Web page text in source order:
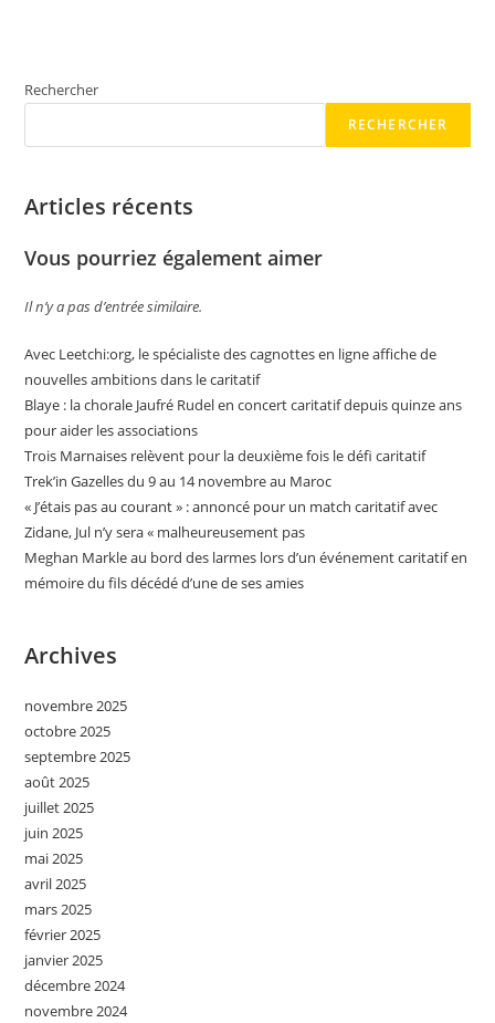
Rechercher
RECHERCHER
Articles récents
Vous pourriez également aimer
Il n’y a pas d’entrée similaire.
Avec Leetchi:org, le spécialiste des cagnottes en ligne affiche de
nouvelles ambitions dans le caritatif
Blaye : la chorale Jaufré Rudel en concert caritatif depuis quinze ans
pour aider les associations
Trois Marnaises relèvent pour la deuxième fois le défi caritatif
Trek’in Gazelles du 9 au 14 novembre au Maroc
« J’étais pas au courant » : annoncé pour un match caritatif avec
Zidane, Jul n’y sera « malheureusement pas
Meghan Markle au bord des larmes lors d’un événement caritatif en
mémoire du fils décédé d’une de ses amies
Archives
novembre 2025
octobre 2025
septembre 2025
août 2025
juillet 2025
juin 2025
mai 2025
avril 2025
mars 2025
février 2025
janvier 2025
décembre 2024
novembre 2024